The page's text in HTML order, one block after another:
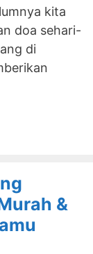
kita
doa sehari-
di
&